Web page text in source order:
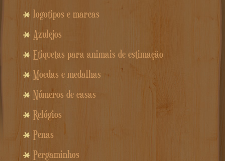
logotipos e marcas
Azulejos
Etiquetas para animais de estimação
Moedas e medalhas
Números de casas
Relógios
Penas
Pergaminhos